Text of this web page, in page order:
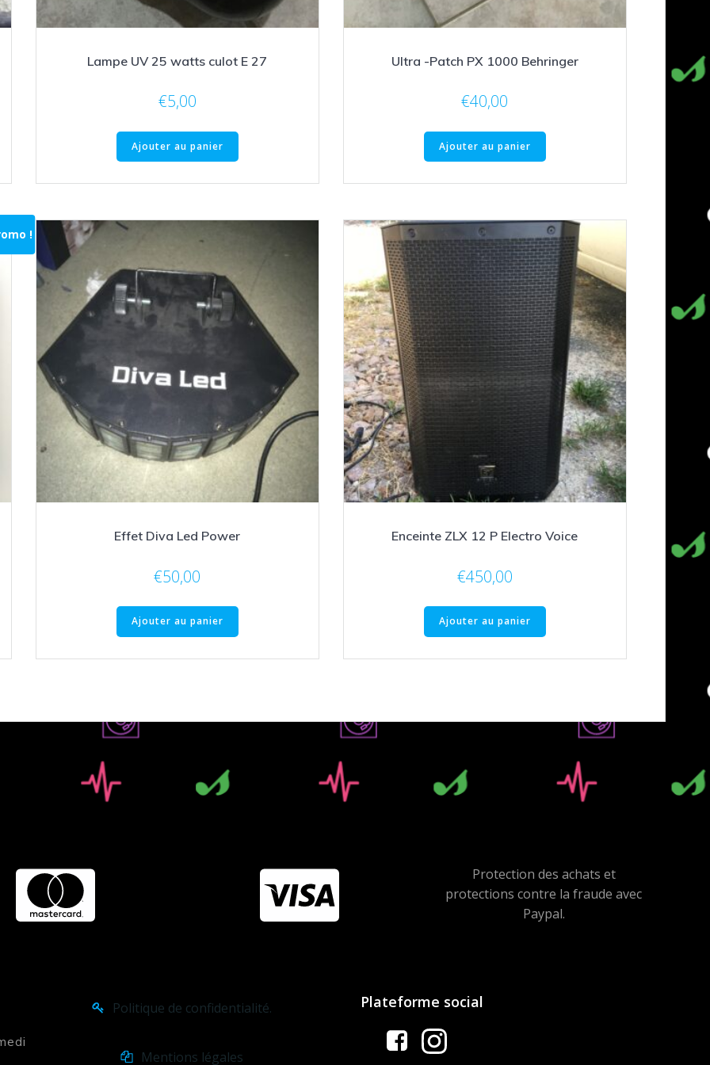
Lampe UV 25 watts culot E 27
€5,00
Ajouter au panier
Ultra -Patch PX 1000 Behringer
€40,00
Ajouter au panier
!
Effet Diva Led Power
€50,00
Ajouter au panier
Enceinte ZLX 12 P Electro Voice
€450,00
Ajouter au panier
Protection des achats et
protections contre la fraude avec
Paypal.
Politique de confidentialité.
Mentions légales
Plateforme social